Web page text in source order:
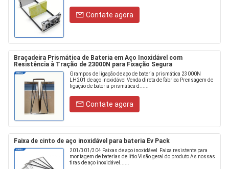
Contate agora
Braçadeira Prismática de Bateria em Aço Inoxidável com
Resistência à Tração de 23000N para Fixação Segura
Grampos de ligação de aço de bateria prismática 23000N
LH201 de aço inoxidável Venda direta de fábrica Prensagem de
ligação de bateria prismática d......
Contate agora
Faixa de cinto de aço inoxidável para bateria Ev Pack
201/301/304 Faixas de aço inoxidável ️ Faixa resistente para
montagem de baterias de lítio Visão geral do produto As nossas
tiras de aço inoxidável......